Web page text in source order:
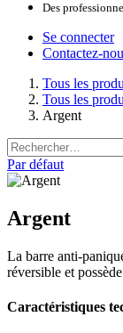
Des
Se connecter
Contactez-
Tous les
Tous les
Argent
Par défaut
Argent
La barre anti-
réversible et
Caractéristiques